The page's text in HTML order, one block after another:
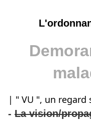
| " VU ", un regard
- La vision/